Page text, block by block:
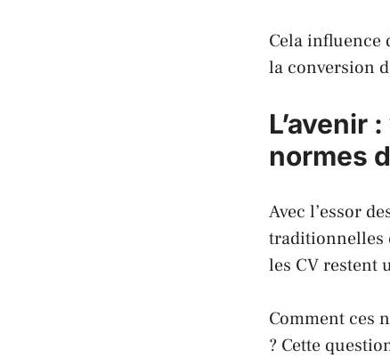
Cela influence
la conversion
L’avenir
normes
Avec l’essor
traditionnelles
les CV restent
Comment ces
? Cette